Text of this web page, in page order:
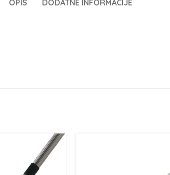
OPIS DODATNE INFORMACIJE